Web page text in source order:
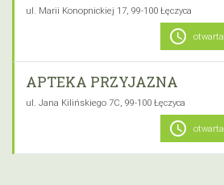
ul. Marii Konopnickiej 17, 99-100 Łęczyca
schedule otwarta
APTEKA PRZYJAZNA
ul. Jana Kilińskiego 7C, 99-100 Łęczyca
schedule otwarta